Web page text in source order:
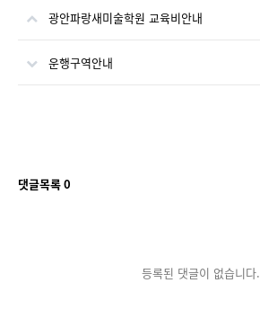
광안파랑새미술학원 교육비안내
운행구역안내
댓글목록0
등록된 댓글이 없습니다.